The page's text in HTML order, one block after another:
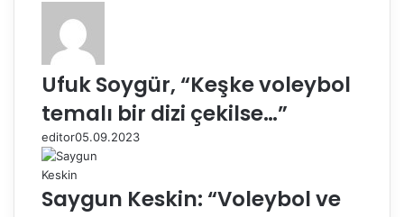
Ufuk Soygür, “Keşke voleybol
temalı bir dizi çekilse…”
editor05.09.2023
Saygun Keskin: “Voleybol ve